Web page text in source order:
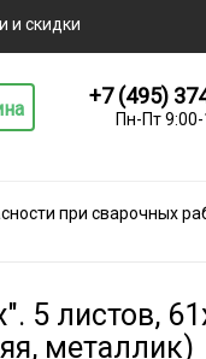
и скидки
+7 (495)
Пн-Пт
при сварочных
5 листов,
металлик)